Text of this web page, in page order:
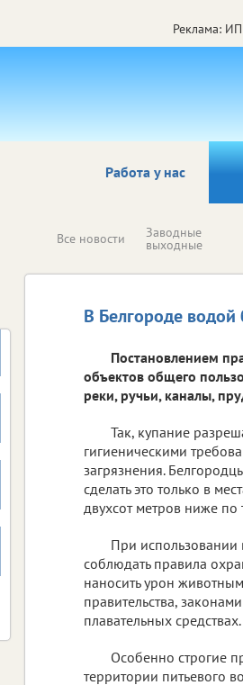
Реклама:
Работа у нас
Все новости Заводные
выходные
В Белгороде водой
Постановлением
объектов общего
реки, ручьи, каналы,
Так, купание
гигиеническими
загрязнения.
сделать это только в
двухсот метров ниже по
При
соблюдать правила
наносить урон
правительства,
плавательных средствах.
Особенно строгие
территории питьевого